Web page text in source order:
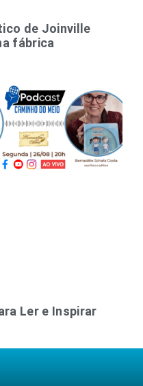
de Joinville
fábrica
Ler e Inspirar